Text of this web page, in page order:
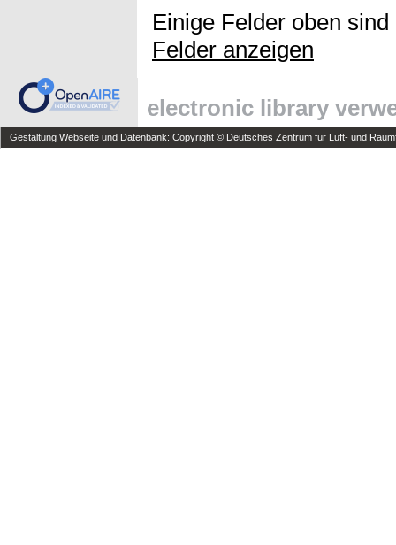
Einige Felder oben
Felder anzeigen
electronic library
Gestaltung Webseite und Datenbank: Copyright © Deutsches Zentrum für Luft- und